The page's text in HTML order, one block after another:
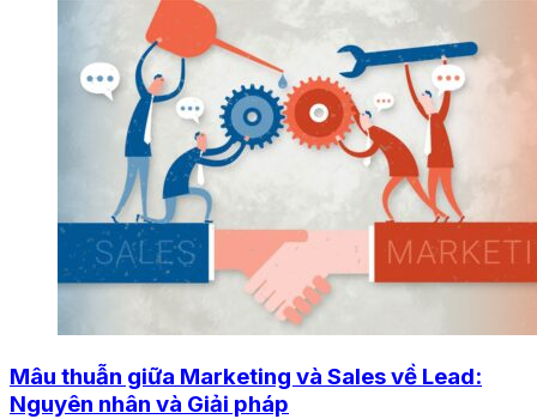
Mâu thuẫn giữa Marketing và Sales về Lead:
Nguyên nhân và Giải pháp